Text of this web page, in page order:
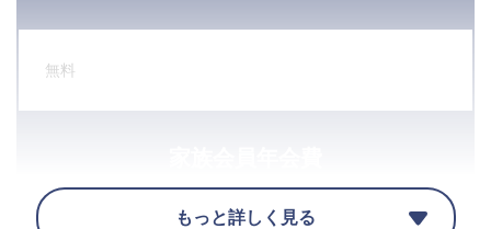
無料
もっと詳しく見る